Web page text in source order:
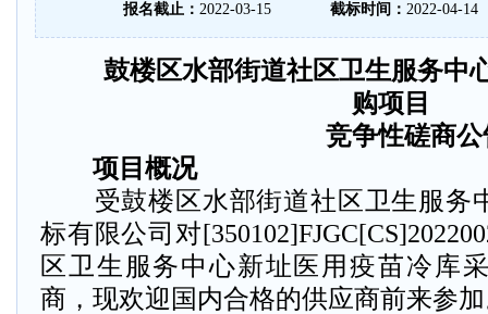
报名截止： 2022-03-15 截标时间： 2022-04-14
鼓楼区水部街道社区卫生服务中
购项目
竞争性磋商公
项目概况
受鼓楼区水部街道社区卫生服务
标有限公司对
区卫生服务中心新址医用疫苗冷库
商，现欢迎国内合格的供应商前来参